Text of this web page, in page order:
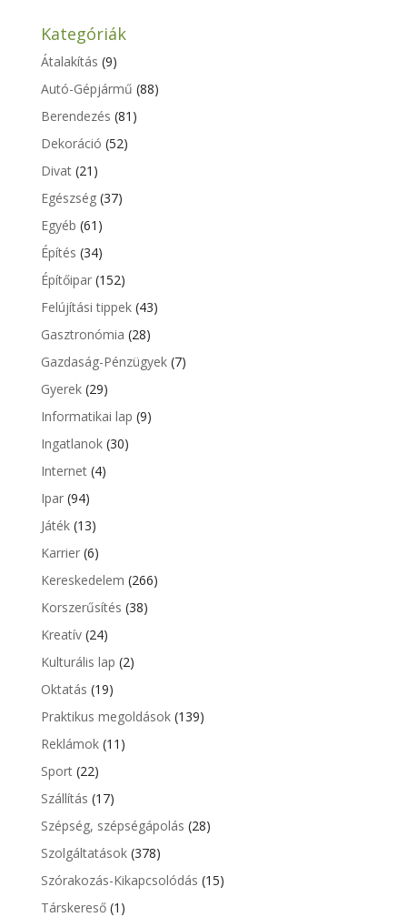
Kategóriák
Átalakítás (9)
Autó-Gépjármű (88)
Berendezés (81)
Dekoráció (52)
Divat(21)
Egészség(37)
Egyéb (61)
Építés (34)
Építőipar(152)
Felújítási tippek(43)
Gasztronómia (28)
Gazdaság-Pénzügyek(7)
Gyerek(29)
Informatikai lap (9)
Ingatlanok(30)
Internet(4)
Ipar(94)
Játék(13)
Karrier(6)
Kereskedelem (266)
Korszerűsítés (38)
Kreatív(24)
Kulturális lap (2)
Oktatás (19)
Praktikus megoldások(139)
Reklámok(11)
Sport(22)
Szállítás (17)
Szépség, szépségápolás (28)
Szolgáltatások(378)
Szórakozás-Kikapcsolódás (15)
Társkereső(1)